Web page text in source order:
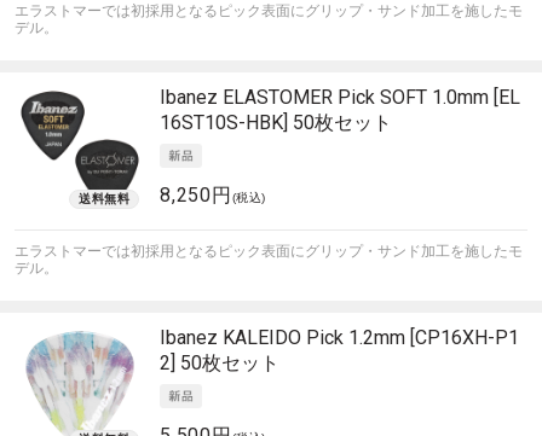
エラストマーでは初採用となるピック表面にグリップ・サンド加工を施したモ
デル。
Ibanez ELASTOMER Pick SOFT 1.0mm [EL
16ST10S-HBK] 50枚セット
8,250円 (税込)
エラストマーでは初採用となるピック表面にグリップ・サンド加工を施したモ
デル。
Ibanez KALEIDO Pick 1.2mm [CP16XH-P1
2] 50枚セット